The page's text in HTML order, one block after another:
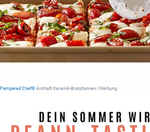
Pampered Chef® Antihaft Keramik-Bratpfannen | Werbung